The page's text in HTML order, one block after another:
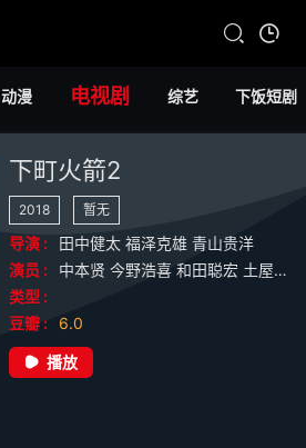
动漫 电视剧 综艺 下饭短剧
下町火箭2
2018 暂无
导演 : 田中健太 福泽克雄 青山贵洋
演员 :
中本贤 今野浩喜 和田聪宏 土屋太凤
类型 :
豆瓣 :
6.0
播放